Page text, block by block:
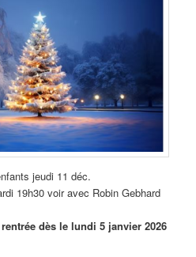
jeudi 11 déc.
19h30 voir avec Robin Gebhard
dès le lundi 5 janvier 2026